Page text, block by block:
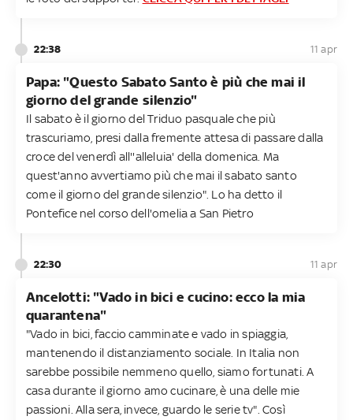
22:38 11 apr
Papa: "Questo Sabato Santo è più che mai il
giorno del grande silenzio"
Il sabato è il giorno del Triduo pasquale che più
trascuriamo, presi dalla fremente attesa di passare dalla
croce del venerdì all''alleluia' della domenica. Ma
quest'anno avvertiamo più che mai il sabato santo
come il giorno del grande silenzio". Lo ha detto il
Pontefice nel corso dell'omelia a San Pietro
22:30 11 apr
Ancelotti: "Vado in bici e cucino: ecco la mia
quarantena"
"Vado in bici, faccio camminate e vado in spiaggia,
mantenendo il distanziamento sociale. In Italia non
sarebbe possibile nemmeno quello, siamo fortunati. A
casa durante il giorno amo cucinare, è una delle mie
passioni. Alla sera, invece, guardo le serie tv". Così